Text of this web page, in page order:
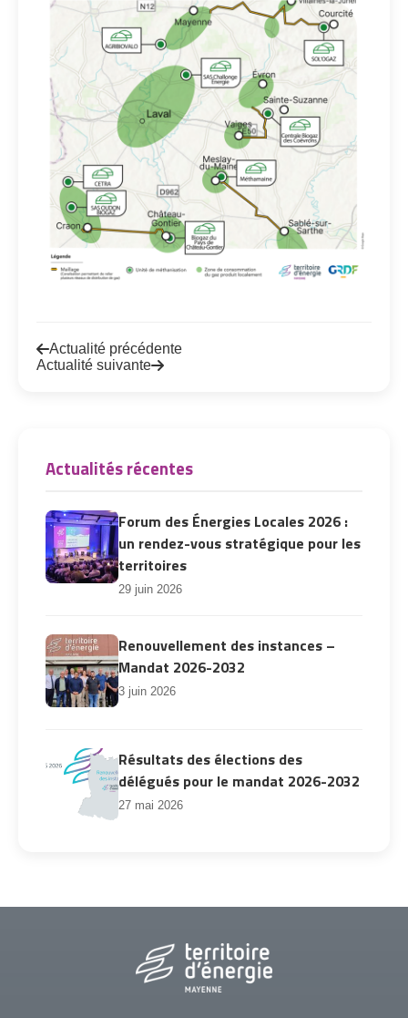
Actualité précédente
Actualité suivante
Actualités récentes
Forum des Énergies Locales 2026 :
un rendez-vous stratégique pour les
territoires
29 juin 2026
Renouvellement des instances –
Mandat 2026-2032
3 juin 2026
Résultats des élections des
délégués pour le mandat 2026-2032
27 mai 2026